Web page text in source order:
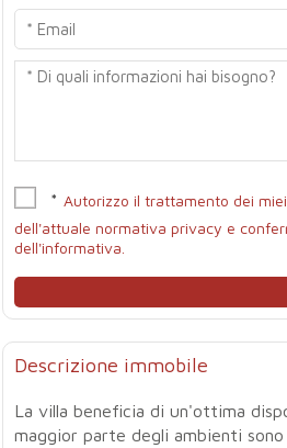
*Autorizzo il trattamento dei
dell'attuale normativa privacy e
dell'informativa.
Descrizione immobile
La villa beneficia di un'ottima
maggior parte degli ambienti